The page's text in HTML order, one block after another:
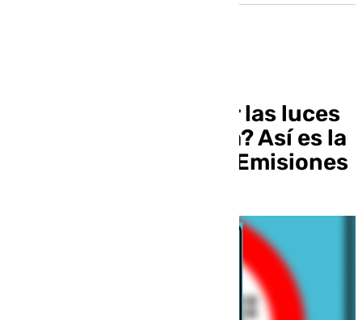
¿Viene en coche a ver las luces
de Navidad de Málaga? Así es la
nueva Zona de Bajas Emisiones